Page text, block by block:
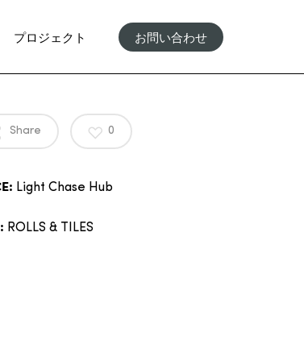
プロジェクト お問い合わせ
Share 0
Light Chase Hub
ROLLS & TILES